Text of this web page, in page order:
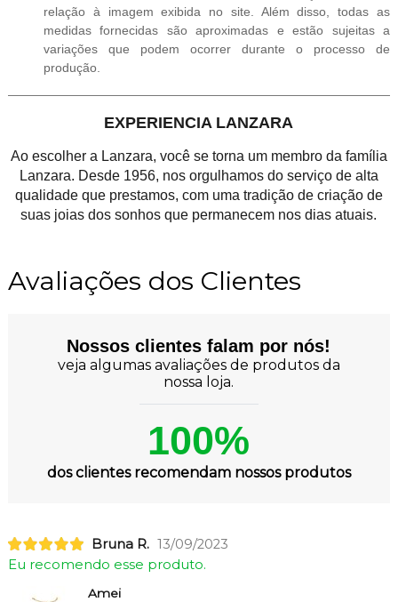
relação à imagem exibida no site. Além disso, todas as
medidas fornecidas são aproximadas e estão sujeitas a
variações que podem ocorrer durante o processo de
produção.
EXPERIENCIA LANZARA
Ao escolher a Lanzara, você se torna um membro da família
Lanzara. Desde 1956, nos orgulhamos do serviço de alta
qualidade que prestamos, com uma tradição de criação de
suas joias dos sonhos que permanecem nos dias atuais.
Avaliações dos Clientes
Nossos clientes falam por nós!
veja algumas avaliações de produtos da
nossa loja.
100%
dos clientes recomendam nossos produtos
Bruna R. 13/09/2023
Eu recomendo esse produto.
Amei